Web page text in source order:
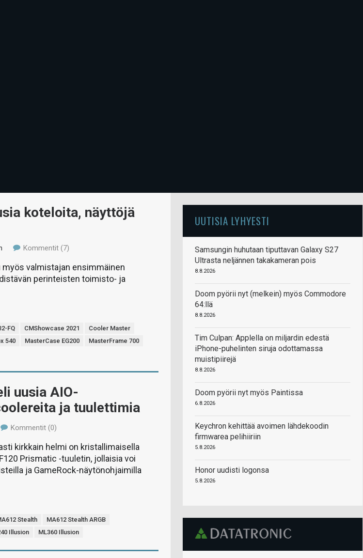
koteloita, näyttöjä
Kommentit (7)
valmistajan ensimmäinen
perinteisten toimisto- ja
FQ CMShowcase 2021
Cooler Master
540 MasterCase EG200
MasterFrame 700
uusia AIO-
ja tuulettimia
Kommentit (0)
kirkkain helmi on kristallimaisella
Prismatic -tuuletin, jollaisia voi
ja GameRock-näytönohjaimilla
Stealth
MA612 Stealth ARGB
Illusion ML360 Illusion
UUTISIA LYHYESTI
Samsungin huhutaan tiputtavan Galaxy S27
Ultrasta neljännen takakameran pois
8.8.2026
Doom pyörii nyt (melkein) myös Commodore
64:llä
8.8.2026
Tim Culpan: Applella on miljardin edestä
iPhone-puhelinten siruja odottamassa
muistipiirejä
8.8.2026
Doom pyörii nyt myös Paintissa
6.8.2026
Keychron kehittää avoimen lähdekoodin
firmwarea pelihiiriin
5.8.2026
Honor uudisti logonsa
5.8.2026